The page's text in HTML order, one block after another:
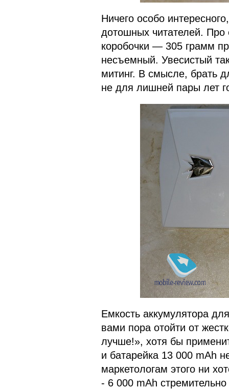
Ничего особо
дотошных читателей. Про
коробочки — 305 грамм
несъемный. Увесистый
митинг. В смысле, брать
не для лишней пары лет
Емкость аккумулятора
вами пора отойти от
лучше!», хотя бы
и батарейка 13 000 mAh
маркетологам этого ни
- 6 000 mAh